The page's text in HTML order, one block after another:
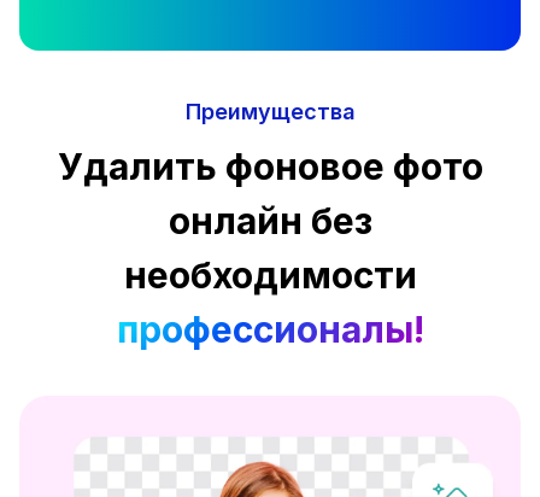
Преимущества
Удалить фоновое фото
онлайн без
необходимости
профессионалы!